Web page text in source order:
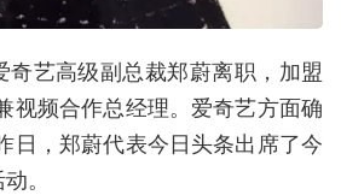
奇艺高级副总裁郑蔚离职，加盟
视频合作总经理。爱奇艺方面确
日，郑蔚代表今日头条出席了今
。